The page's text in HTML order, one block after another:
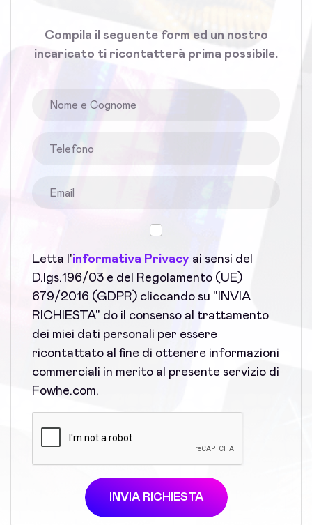
Compila il seguente form ed un nostro
incaricato ti ricontatterà prima possibile.
Letta l'informativa Privacy ai sensi del
D.lgs.196/03 e del Regolamento (UE)
679/2016 (GDPR) cliccando su "INVIA
RICHIESTA" do il consenso al trattamento
dei miei dati personali per essere
ricontattato al fine di ottenere informazioni
commerciali in merito al presente servizio di
Fowhe.com.
INVIA RICHIESTA